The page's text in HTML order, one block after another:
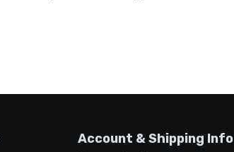
Account & Shipping Info